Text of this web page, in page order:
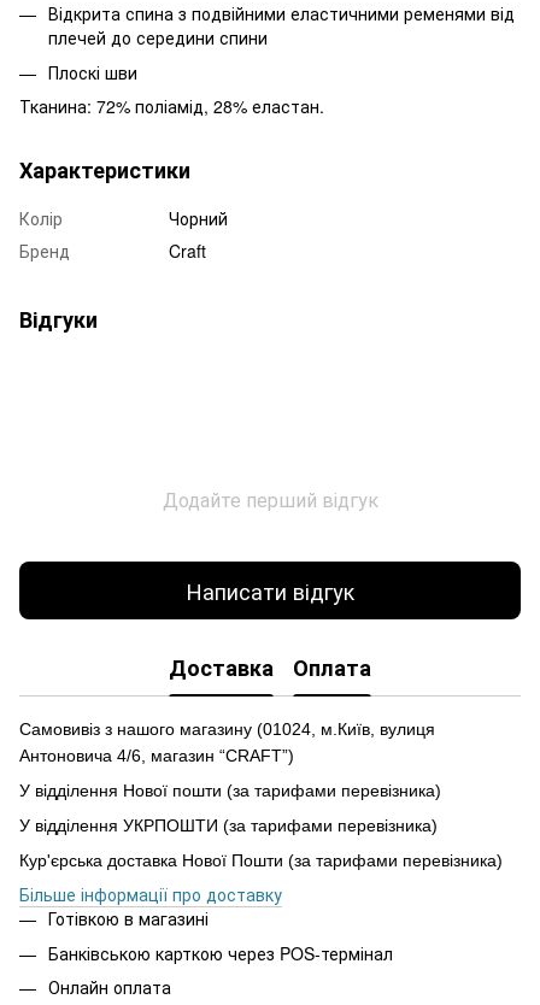
Відкрита спина з подвійними еластичними ременями від
плечей до середини спини
Плоскі шви
Тканина: 72% поліамід, 28% еластан.
Характеристики
Колір
Чорний
Бренд
Craft
Відгуки
Додайте перший відгук
Написати відгук
Доставка Оплата
Самовивіз з нашого магазину (01024, м.Київ, вулиця
Антоновича 4/6, магазин “CRAFT”)
У відділення Нової пошти (за тарифами перевізника)
У відділення УКРПОШТИ (за тарифами перевізника)
Кур'єрська доставка Нової Пошти (за тарифами перевізника)
Більше інформації про доставку
Готівкою в магазині
Банківською карткою через POS-термінал
Онлайн оплата